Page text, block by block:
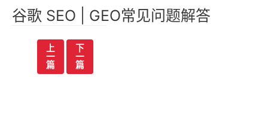
谷歌 SEO | GEO常见问题解答
上
一
篇
下
一
篇